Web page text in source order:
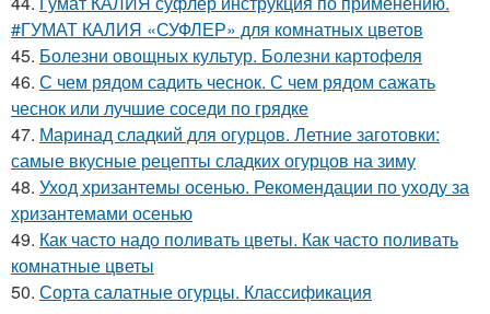
#ГУМАТ КАЛИЯ «СУФЛЕР» для комнатных цветов
45. Болезни овощных культур. Болезни картофеля
46. С чем рядом садить чеснок. С чем рядом сажать
чеснок или лучшие соседи по грядке
47. Маринад сладкий для огурцов. Летние заготовки:
самые вкусные рецепты сладких огурцов на зиму
48. Уход хризантемы осенью. Рекомендации по уходу за
хризантемами осенью
49. Как часто надо поливать цветы. Как часто поливать
комнатные цветы
50. Сорта салатные огурцы. Классификация